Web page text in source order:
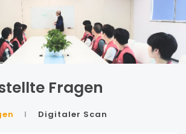
Fragen
Digitaler Scan